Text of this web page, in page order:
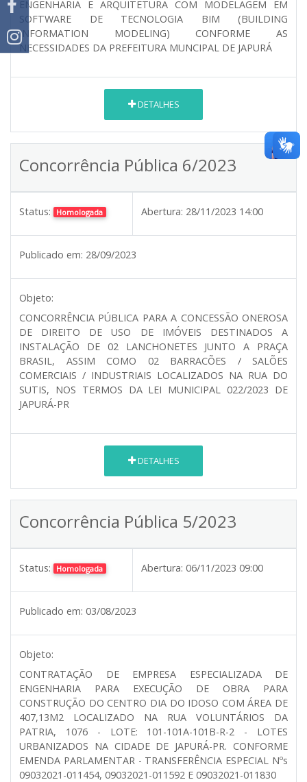
ENGENHARIA E ARQUITETURA COM MODELAGEM EM
SOFTWARE DE TECNOLOGIA BIM (BUILDING
INFORMATION MODELING) CONFORME AS
NECESSIDADES DA PREFEITURA MUNCIPAL DE JAPURÁ
DETALHES
Concorrência Pública 6/2023
Status: Homologada Abertura: 28/11/2023 14:00
Publicado em: 28/09/2023
Objeto:
CONCORRÊNCIA PÚBLICA PARA A CONCESSÃO ONEROSA
DE DIREITO DE USO DE IMÓVEIS DESTINADOS A
INSTALAÇÃO DE 02 LANCHONETES JUNTO A PRAÇA
BRASIL, ASSIM COMO 02 BARRACÕES / SALÕES
COMERCIAIS / INDUSTRIAIS LOCALIZADOS NA RUA DO
SUTIS, NOS TERMOS DA LEI MUNICIPAL 022/2023 DE
JAPURÁ-PR
DETALHES
Concorrência Pública 5/2023
Status: Homologada Abertura: 06/11/2023 09:00
Publicado em: 03/08/2023
Objeto:
CONTRATAÇÃO DE EMPRESA ESPECIALIZADA DE
ENGENHARIA PARA EXECUÇÃO DE OBRA PARA
CONSTRUÇÃO DO CENTRO DIA DO IDOSO COM ÁREA DE
407,13M2 LOCALIZADO NA RUA VOLUNTÁRIOS DA
PATRIA, 1076 - LOTE: 101-101A-101B-R-2 - LOTES
URBANIZADOS NA CIDADE DE JAPURÁ-PR. CONFORME
EMENDA PARLAMENTAR - TRANSFERÊNCIA ESPECIAL Nºs
09032021-011454, 09032021-011592 E 09032021-011830